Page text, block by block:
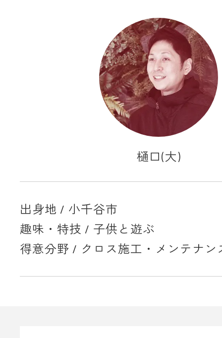
樋口(大)
出身地 / 小千谷市
趣味・特技 / 子供と遊ぶ
得意分野 / クロス施工・メンテナン